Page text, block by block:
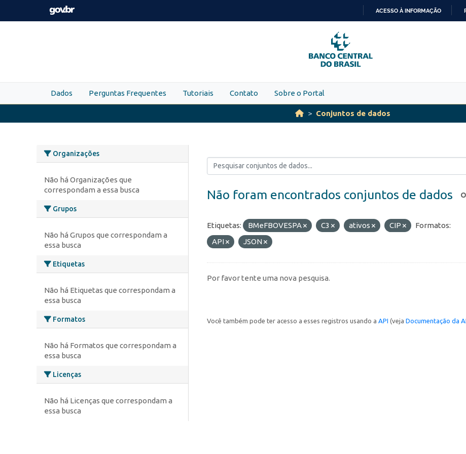
Skip to main content
PARA
O
CONTEÚDO
ACESSO À INFORMAÇÃO
Dados Perguntas Frequentes Tutoriais Contato Sobre o Portal
Conjuntos de dados
Organizações
Não há Organizações que
correspondam a essa busca
Grupos
Não há Grupos que correspondam a
essa busca
Etiquetas
Não há Etiquetas que correspondam a
essa busca
Formatos
Não há Formatos que correspondam a
essa busca
Licenças
Não há Licenças que correspondam a
essa busca
Não foram encontrados conjuntos de dados
Etiquetas: BMeFBOVESPA C3 ativos CIP
Formatos:
API
JSON
Por favor tente uma nova pesquisa.
Você também pode ter acesso a esses registros usando a API (veja Documentação da